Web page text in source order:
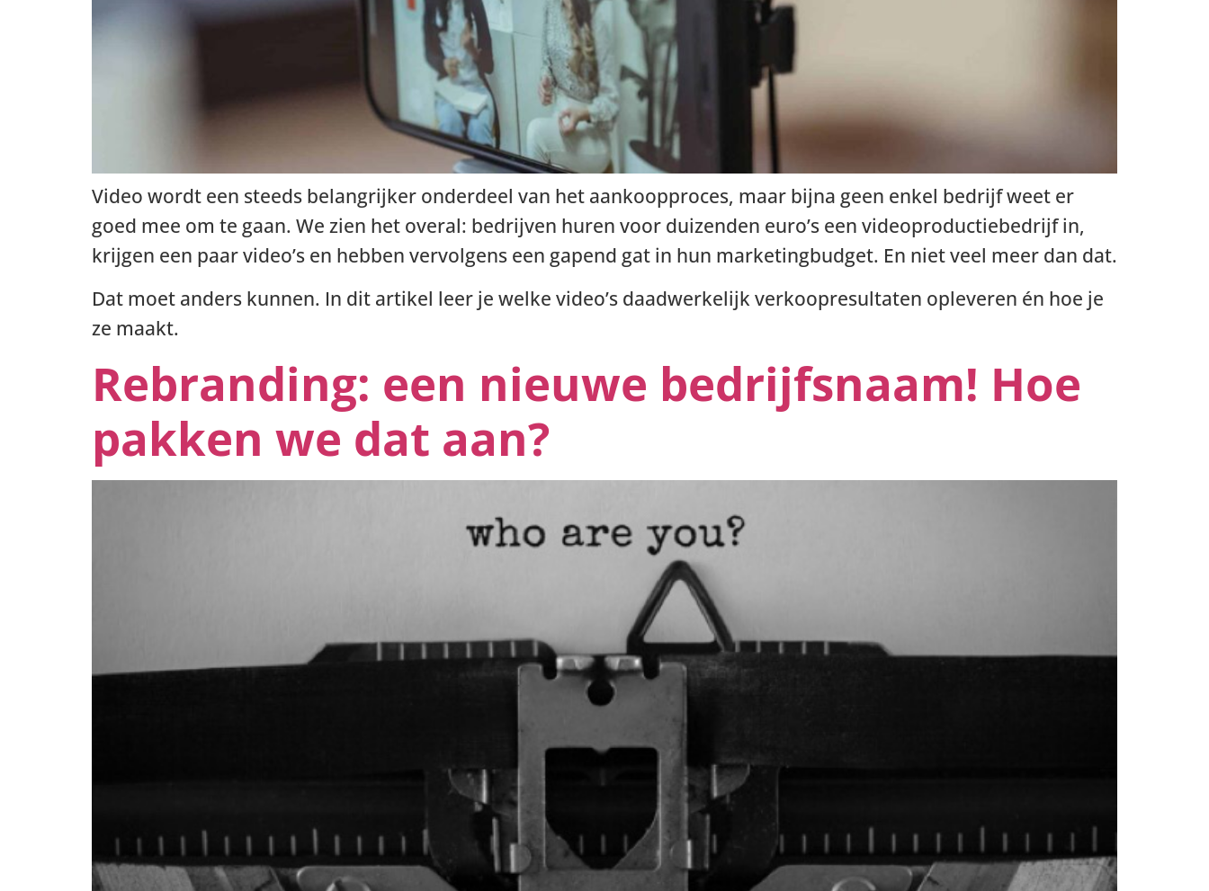
Video wordt een steeds belangrijker onderdeel van het aankoopproces, maar bijna geen enkel bedrijf weet er
goed mee om te gaan. We zien het overal: bedrijven huren voor duizenden euro’s een videoproductiebedrijf in,
krijgen een paar video’s en hebben vervolgens een gapend gat in hun marketingbudget. En niet veel meer dan dat.
Dat moet anders kunnen. In dit artikel leer je welke video’s daadwerkelijk verkoopresultaten opleveren én hoe je
ze maakt.
Rebranding: een nieuwe bedrijfsnaam! Hoe
pakken we dat aan?